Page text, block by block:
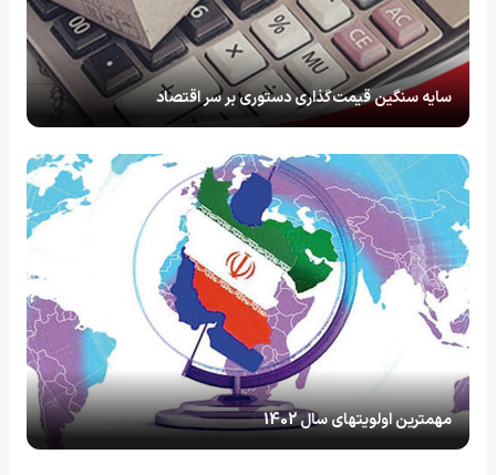
سایه سنگین قیمت‌گذاری دستوری بر سر اقتصاد
مهمترین اولویتهای سال 1402